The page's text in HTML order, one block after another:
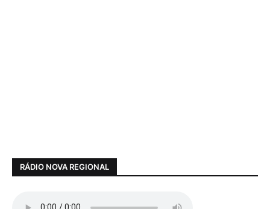
RÁDIO NOVA REGIONAL